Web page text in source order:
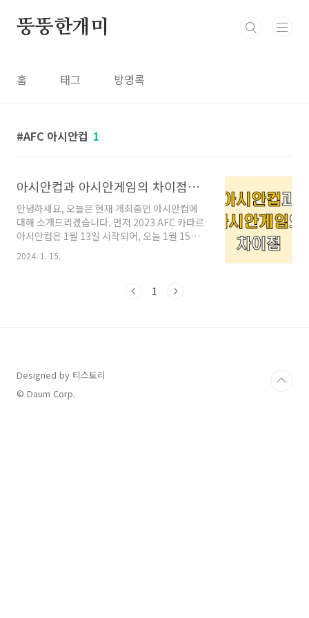
뚱뚱한개미
홈 태그 방명록
AFC 아시안컵 1
아시안컵과 아시안게임의 차이점과 군면제 (축구선수 병역특례)
안녕하세요, 오늘은 현재 개최중인 아시안컵에
대해 소개드리겠습니다. 먼저 2023 AFC 카타르
아시안컵은 1월 13일 시작되어, 오늘 1월 15일
대한민국이 바레인과 첫 경기를 앞두고 있습니
다. 이번 축구 경기에 앞서, 많은 사람들이 아시안
그 차이점을 알려드리겠습니다. ㅣ아시안컵과 아
식 명칭 AFC 아시안컵 아시아 경기대회 영문 명
칭 AFC Asian Cup Asian Games 창설 연도
1956년 하계 아시안 게임 195..
2024. 1. 15.
1
Designed by 티스토리
© Daum Corp.